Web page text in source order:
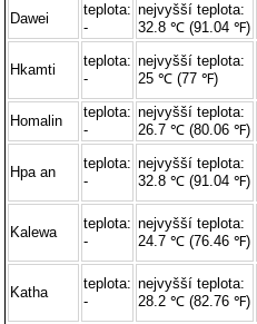
Dawei
teplota:
-
nejvyšší teplota:
32.8 ℃ (91.04 ℉)
Hkamti
teplota:
-
nejvyšší teplota:
25 ℃ (77 ℉)
Homalin
teplota:
-
nejvyšší teplota:
26.7 ℃ (80.06 ℉)
Hpa an
teplota:
-
nejvyšší teplota:
32.8 ℃ (91.04 ℉)
Kalewa
teplota:
-
nejvyšší teplota:
24.7 ℃ (76.46 ℉)
Katha
teplota:
-
nejvyšší teplota:
28.2 ℃ (82.76 ℉)